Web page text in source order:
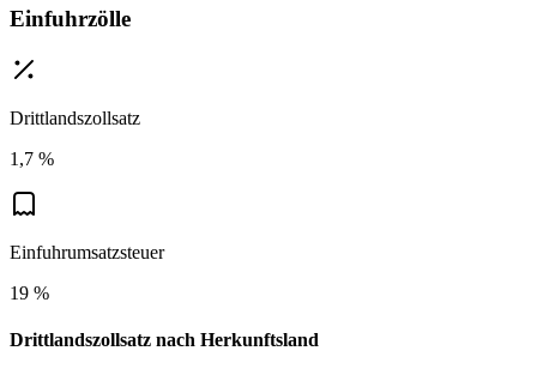
Einfuhrzölle
Drittlandszollsatz
1,7 %
Einfuhrumsatzsteuer
19 %
Drittlandszollsatz nach Herkunftsland